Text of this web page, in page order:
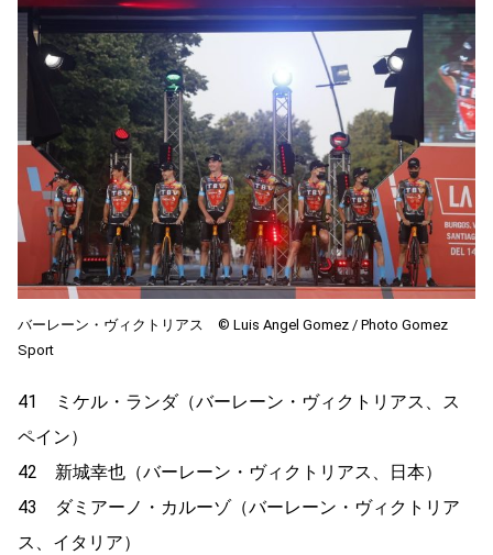
バーレーン・ヴィクトリアス ©︎ Luis Angel Gomez / Photo Gomez
Sport
41 ミケル・ランダ（バーレーン・ヴィクトリアス、ス
ペイン）
42 新城幸也（バーレーン・ヴィクトリアス、日本）
43 ダミアーノ・カルーゾ（バーレーン・ヴィクトリア
ス、イタリア）